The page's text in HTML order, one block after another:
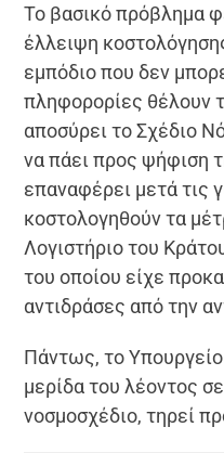
Το βασικό πρόβλημα
έλλειψη
εμπόδιο που δεν
πληφορορίες θέλουν
αποσύρει το Σχέδιο
να πάει προς ψήφιση
επαναφέρει μετά τις
κοστολογηθούν τα
Λογιστήριο του
του οποίου είχε
αντιδράσες από την
Πάντως, το Υπουργείο
μερίδα του λέοντος
νοσμοσχέδιο, τηρεί